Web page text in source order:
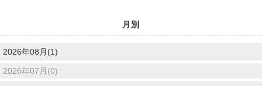
月別
2026年08月(1)
2026年07月(0)